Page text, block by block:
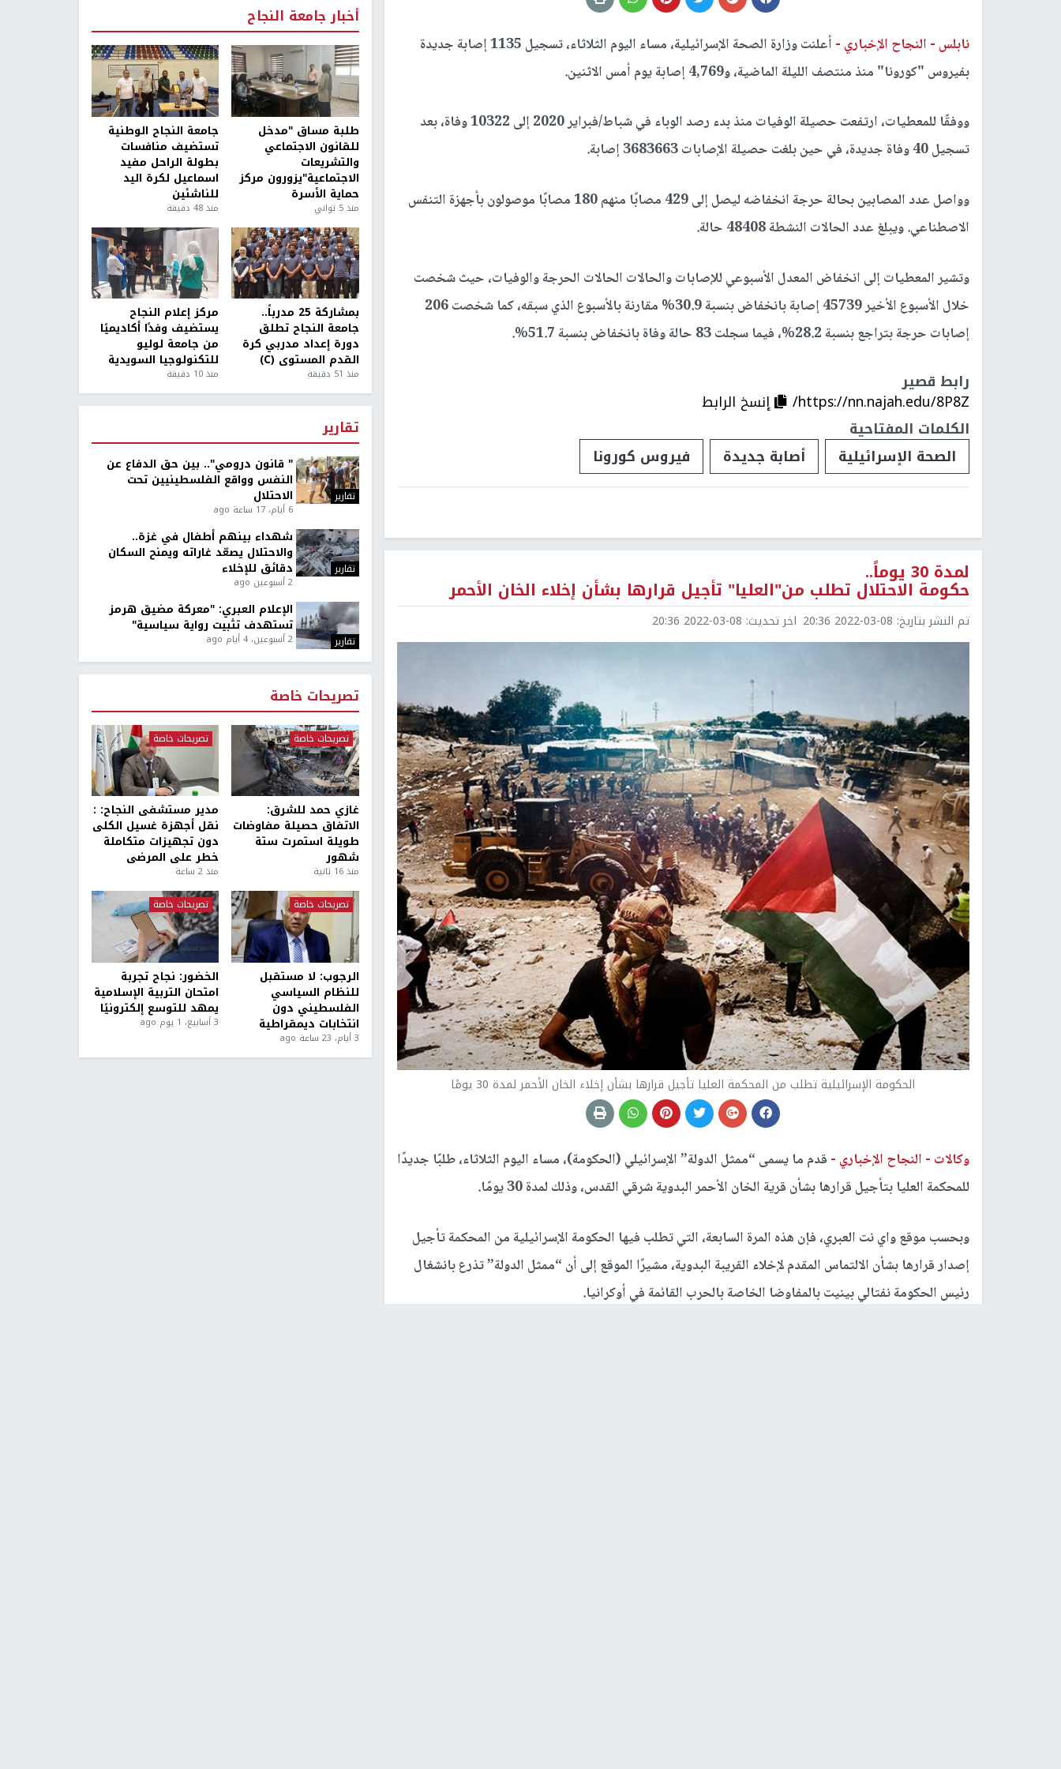
نابلس - النجاح الإخباري -
أعلنت وزارة الصحة الإسرائيلية، مساء اليوم الثلاثاء، تسجيل 1135 إصابة جديدة
بفيروس "كورونا" منذ منتصف الليلة الماضية، و4,769 إصابة يوم أمس الاثنين.
ووفقًا للمعطيات، ارتفعت حصيلة الوفيات منذ بدء رصد الوباء في شباط/فبراير 2020 إلى 10322 وفاة، بعد
تسجيل 40 وفاة جديدة، في حين بلغت حصيلة الإصابات 3683663 إصابة.
وواصل عدد المصابين بحالة حرجة انخفاضه ليصل إلى 429 مصابًا منهم 180 مصابًا موصولون بأجهزة التنفس
الاصطناعي. ويبلغ عدد الحالات النشطة 48408 حالة.
وتشير المعطيات إلى انخفاض المعدل الأسبوعي للإصابات والحالات الحالات الحرجة والوفيات، حيث شخصت
خلال الأسبوع الأخير 45739 إصابة بانخفاض بنسبة 30.9% مقارنة بالأسبوع الذي سبقه، كما شخصت 206
إصابات حرجة بتراجع بنسبة 28.2%، فيما سجلت 83 حالة وفاة بانخفاض بنسبة 51.7%.
رابط قصير
https://nn.najah.edu/8P8Z/
إنسخ الرابط
الكلمات المفتاحية
الصحة الإسرائيلية
أصابة جديدة فيروس كورونا
لمدة 30 يوماً..
حكومة الاحتلال تطلب من"العليا" تأجيل قرارها بشأن إخلاء الخان الأحمر
تم النشر بتاريخ: 2022-03-08 20:36 اخر تحديث: 2022-03-08 20:36
الحكومة الإسرائيلية تطلب من المحكمة العليا تأجيل قرارها بشأن إخلاء الخان الأحمر لمدة 30 يومًا
وكالات - النجاح الإخباري - قدم ما يسمى “ممثل الدولة” الإسرائيلي (الحكومة)، مساء اليوم الثلاثاء، طلبًا جديدًا
للمحكمة العليا بتأجيل قرارها بشأن قرية الخان الأحمر البدوية شرقي القدس، وذلك لمدة 30 يومًا.
وبحسب موقع واي نت العبري، فإن هذه المرة السابعة، التي تطلب فيها الحكومة الإسرائيلية من المحكمة تأجيل
إصدار قرارها بشأن الالتماس المقدم لإخلاء القريبة البدوية، مشيرًا الموقع إلى أن “ممثل الدولة” تذرع بانشغال
رئيس الحكومة نفتالي بينيت بالمفاوضا الخاصة بالحرب القائمة في أوكرانيا.
أخبار جامعة النجاح
طلبة مساق "مدخل
للقانون الاجتماعي
والتشريعات
الاجتماعية"يزورون مركز
حماية الأسرة
منذ 5 ثواني
جامعة النجاح الوطنية
تستضيف منافسات
بطولة الراحل مفيد
اسماعيل لكرة اليد
للناشئين
منذ 48 دقيقة
بمشاركة 25 مدرباً..
جامعة النجاح تطلق
دورة إعداد مدربي كرة
القدم المستوى (C)
منذ 51 دقيقة
مركز إعلام النجاح
يستضيف وفدًا أكاديميًا
من جامعة لوليو
للتكنولوجيا السويدية
منذ 10 دقيقة
تقارير
تقارير
" قانون درومي".. بين حق الدفاع عن
النفس وواقع الفلسطينيين تحت
الاحتلال
6 أيام، 17 ساعة ago
تقارير
شهداء بينهم أطفال في غزة..
والاحتلال يصعّد غاراته ويمنح السكان
دقائق للإخلاء
2 أسبوعين ago
تقارير
الإعلام العبري: "معركة مضيق هرمز
تستهدف تثبيت رواية سياسية"
2 أسبوعين، 4 أيام ago
تصريحات خاصة
تصريحات خاصة
غازي حمد للشرق:
الاتفاق حصيلة مفاوضات
طويلة استمرت ستة
شهور
منذ 16 ثانية
تصريحات خاصة
مدير مستشفى النجاح: :
نقل أجهزة غسيل الكلى
دون تجهيزات متكاملة
خطر على المرضى
منذ 2 ساعة
تصريحات خاصة
الرجوب: لا مستقبل
للنظام السياسي
الفلسطيني دون
انتخابات ديمقراطية
3 أيام، 23 ساعة ago
تصريحات خاصة
الخضور: نجاح تجربة
امتحان التربية الإسلامية
يمهد للتوسع إلكترونيًا
3 أسابيع، 1 يوم ago